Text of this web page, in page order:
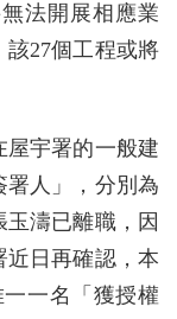
法開展相應業
27個工程或將
屋宇署的一般建
人」，分別為
濤已離職，因
近日再確認，本
一名「獲授權